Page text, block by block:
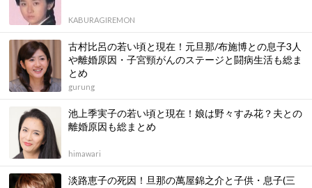
KABURAGIREMON
古村比呂の若い頃と現在！元旦那/布施博との息子3人
や離婚原因・子宮頸がんのステージと闘病生活も総ま
とめ
gurung
池上季実子の若い頃と現在！娘は野々すみ花？夫との
離婚原因も総まとめ
himawari
淡路恵子の死因！旦那の萬屋錦之介と子供・息子(三